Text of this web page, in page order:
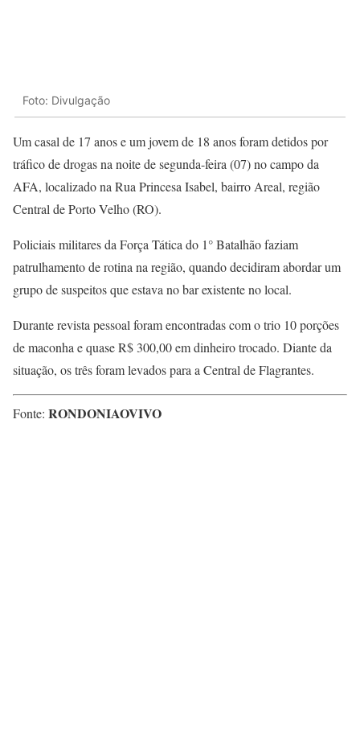
Foto: Divulgação
Um casal de 17 anos e um jovem de 18 anos foram detidos por
tráfico de drogas na noite de segunda-feira (07) no campo da
AFA, localizado na Rua Princesa Isabel, bairro Areal, região
Central de Porto Velho (RO).
Policiais militares da Força Tática do 1° Batalhão faziam
patrulhamento de rotina na região, quando decidiram abordar um
grupo de suspeitos que estava no bar existente no local.
Durante revista pessoal foram encontradas com o trio 10 porções
de maconha e quase R$ 300,00 em dinheiro trocado. Diante da
situação, os três foram levados para a Central de Flagrantes.
Fonte: RONDONIAOVIVO